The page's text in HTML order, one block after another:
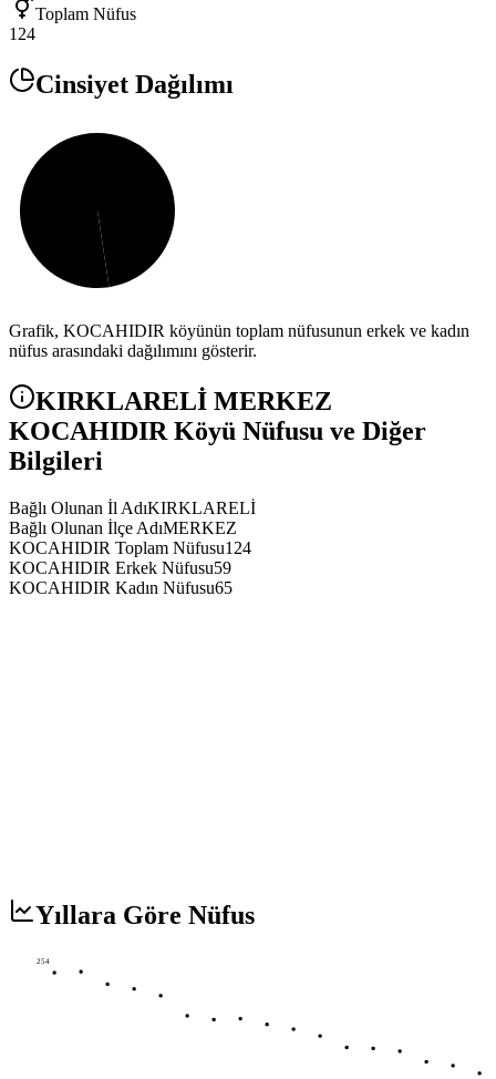
Toplam Nüfus
124
Cinsiyet Dağılımı
Grafik, KOCAHIDIR köyünün toplam nüfusunun erkek ve kadın
nüfus arasındaki dağılımını gösterir.
KIRKLARELİ MERKEZ
KOCAHIDIR Köyü Nüfusu ve Diğer
Bilgileri
Bağlı Olunan İl AdıKIRKLARELİ
Bağlı Olunan İlçe AdıMERKEZ
KOCAHIDIR Toplam Nüfusu124
KOCAHIDIR Erkek Nüfusu59
KOCAHIDIR Kadın Nüfusu65
Yıllara Göre Nüfus
254